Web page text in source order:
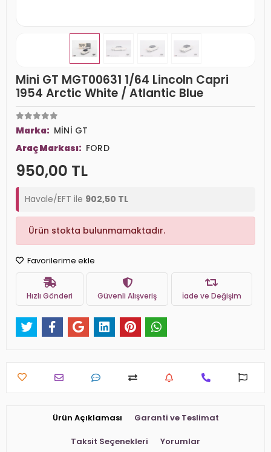
Mini GT MGT00631 1/64 Lincoln Capri
1954 Arctic White / Atlantic Blue
Marka: MİNİ GT
Araç Markası: FORD
950,00 TL
Havale/EFT ile 902,50 TL
Ürün stokta bulunmamaktadır.
Favorilerime ekle
Hızlı Gönderi Güvenli Alışveriş İade ve Değişim
Ürün Açıklaması Garanti ve Teslimat
Taksit Seçenekleri Yorumlar